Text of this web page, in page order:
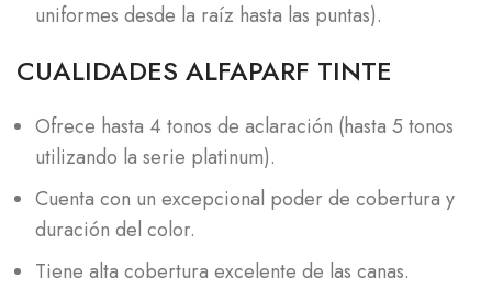
uniformes desde la raíz hasta las puntas).
CUALIDADES ALFAPARF TINTE
Ofrece hasta 4 tonos de aclaración (hasta 5 tonos
utilizando la serie platinum).
Cuenta con un excepcional poder de cobertura y
duración del color.
Tiene alta cobertura excelente de las canas.